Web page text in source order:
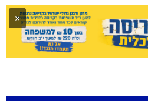
×